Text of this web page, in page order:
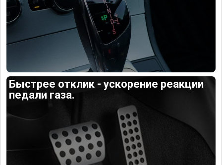
Быстрее отклик - ускорение реакции
педали газа.